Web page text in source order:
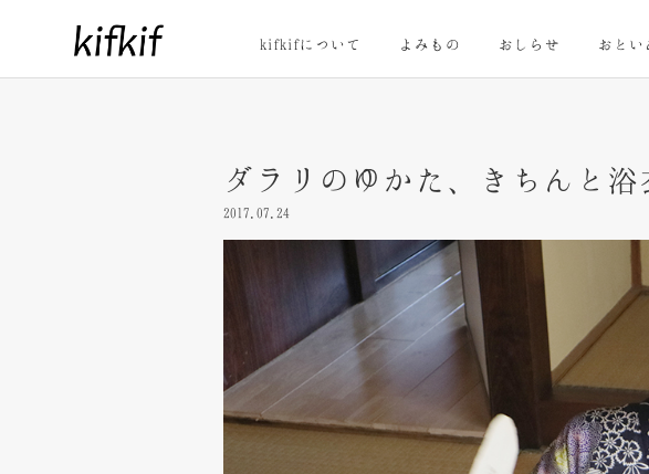
kifkifについて よみもの おしらせ おとい
ダラリのゆかた、きちんと浴
2017.07.24